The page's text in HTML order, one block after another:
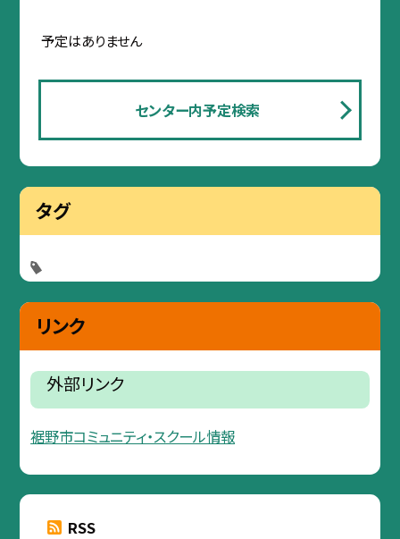
予定はありません
センター内予定検索
タグ
リンク
外部リンク
裾野市コミュニティ・スクール情報
RSS